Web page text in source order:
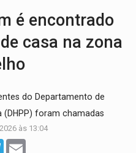
é encontrado
casa na zona
do Departamento de
(DHPP) foram chamadas
às 13:04
Telegram